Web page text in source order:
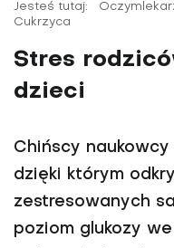
Jesteś tutaj:
Cukrzyca
Stres
dzieci
Chińscy
dzięki którym
zestresowanych
poziom glukozy